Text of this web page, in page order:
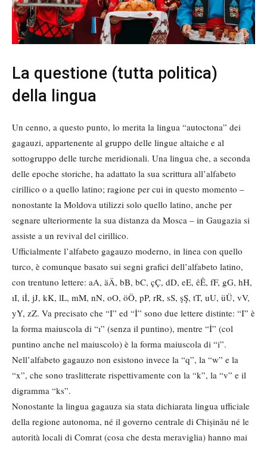
La questione (tutta politica)
della lingua
Un cenno, a questo punto, lo merita la lingua “autoctona” dei
gagauzi, appartenente al gruppo delle lingue altaiche e al
sottogruppo delle turche meridionali. Una lingua che, a seconda
delle epoche storiche, ha adattato la sua scrittura all’alfabeto
cirillico o a quello latino; ragione per cui in questo momento –
nonostante la Moldova utilizzi solo quello latino, anche per
segnare ulteriormente la sua distanza da Mosca – in Gaugazia si
assiste a un revival del cirillico.
Ufficialmente l’alfabeto gagauzo moderno, in linea con quello
turco, è comunque basato sui segni grafici dell’alfabeto latino,
con trentuno lettere: aA, äÄ, bB, bC, çÇ, dD, eE, êÊ, fF, gG, hH,
ıI, iİ, jJ, kK, lL, mM, nN, oO, öÖ, pP, rR, sS, şŞ, tT, uU, üÜ, vV,
yY, zZ. Va precisato che “I” ed “İ” sono due lettere distinte: “I” è
la forma maiuscola di “ı” (senza il puntino), mentre “İ” (col
puntino anche nel maiuscolo) è la forma maiuscola di “i”.
Nell’alfabeto gagauzo non esistono invece la “q”, la “w” e la
“x”, che sono traslitterate rispettivamente con la “k”, la “v” e il
digramma “ks”.
Nonostante la lingua gagauza sia stata dichiarata lingua ufficiale
della regione autonoma, né il governo centrale di Chișinău né le
autorità locali di Comrat (cosa che desta meraviglia) hanno mai